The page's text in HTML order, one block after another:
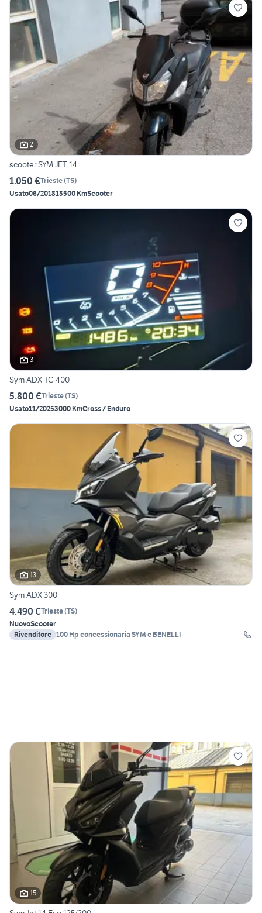
2
scooter SYM JET 14
1.050 €Trieste(TS)
Usato06/201813500 KmScooter
3
Sym ADX TG 400
5.800 €Trieste(TS)
Usato11/20253000 KmCross / Enduro
13
Sym ADX 300
4.490 €Trieste(TS)
NuovoScooter
Rivenditore 100 Hp concessionaria SYM e BENELLI
15